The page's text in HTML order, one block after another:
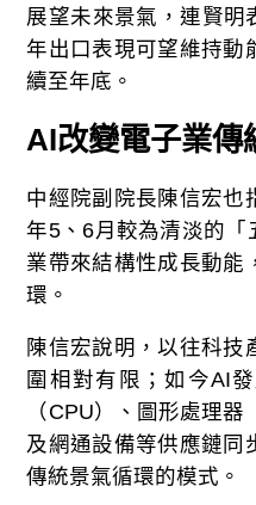
展望未來景氣，連賢明
年出口表現可望維持動
續至年底。
AI改變電子業傳
中經院副院長陳信宏也
年5、6月較為清淡的「
業帶來結構性成長動能
環。
陳信宏說明，以往科技
圍相對有限；如今AI
（CPU）、圖形處理
及網通設備等供應鏈同
傳統景氣循環的模式。